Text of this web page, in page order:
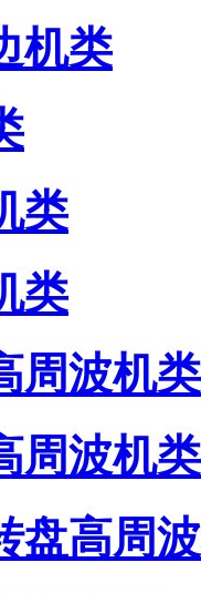
机类
类
类
周波机类
周波机类
盘高周